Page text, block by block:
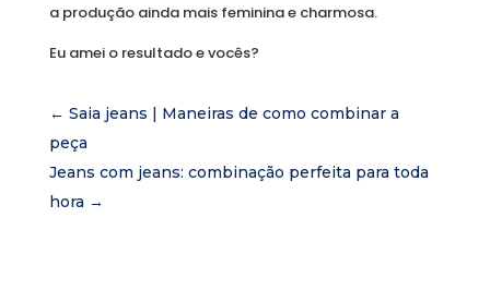
a produção ainda mais feminina e charmosa.
Eu amei o resultado e vocês?
← Saia jeans | Maneiras de como combinar a
peça
Jeans com jeans: combinação perfeita para toda
hora →